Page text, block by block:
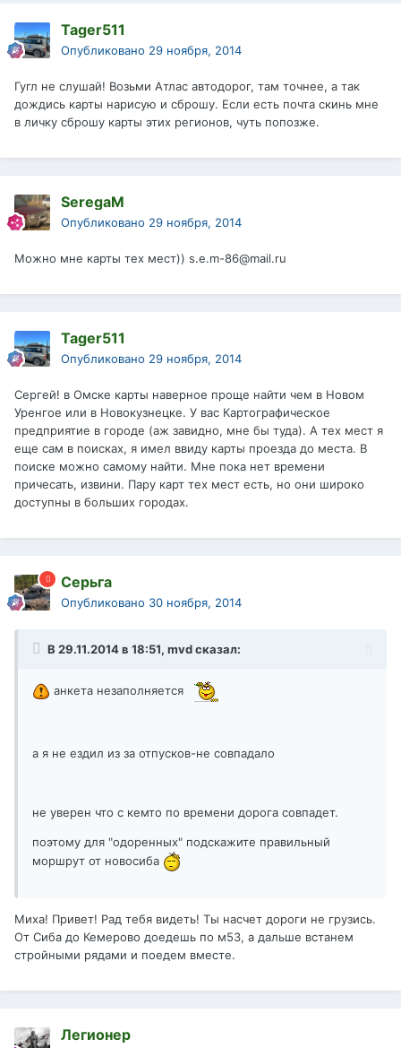
Tager511
Опубликовано 29 ноября, 2014
Гугл не слушай! Возьми Атлас автодорог, там точнее, а так
дождись карты нарисую и сброшу. Если есть почта скинь мне
в личку сброшу карты этих регионов, чуть попозже.
SeregaM
Опубликовано 29 ноября, 2014
Можно мне карты тех мест)) s.e.m-86@mail.ru
Tager511
Опубликовано 29 ноября, 2014
Сергей! в Омске карты наверное проще найти чем в Новом
Уренгое или в Новокузнецке. У вас Картографическое
предприятие в городе (аж завидно, мне бы туда). А тех мест я
еще сам в поисках, я имел ввиду карты проезда до места. В
поиске можно самому найти. Мне пока нет времени
причесать, извини. Пару карт тех мест есть, но они широко
доступны в больших городах.
Серьга
Опубликовано 30 ноября, 2014
В 29.11.2014 в 18:51, mvd сказал:
анкета незаполняется
а я не ездил из за отпусков-не совпадало
не уверен что с кемто по времени дорога совпадет.
поэтому для "одоренных" подскажите правильный
моршрут от новосиба
Миха! Привет! Рад тебя видеть! Ты насчет дороги не грузись.
От Сиба до Кемерово доедешь по м53, а дальше встанем
стройными рядами и поедем вместе.
Легионер